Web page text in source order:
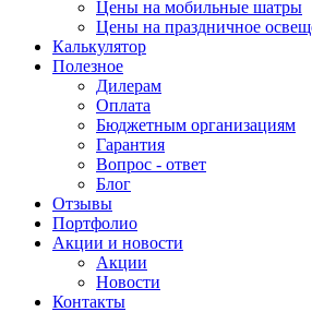
Цены на мобильные шатры
Цены на праздничное
Калькулятор
Полезное
Дилерам
Оплата
Бюджетным организациям
Гарантия
Вопрос - ответ
Блог
Отзывы
Портфолио
Акции и новости
Акции
Новости
Контакты